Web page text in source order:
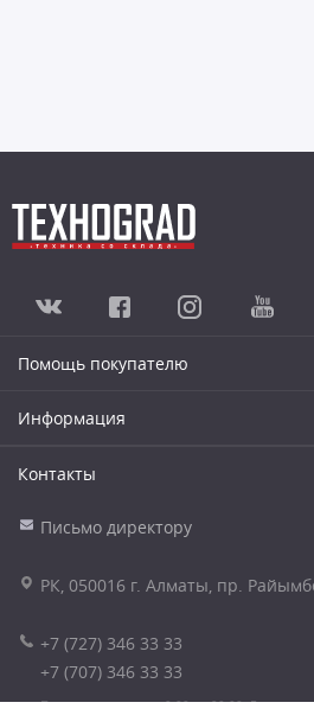
Помощь покупателю
Информация
Контакты
Письмо директору
РК, 050016 г. Алматы, пр.
+7 (727) 346 33 33
+7 (707) 346 33 33
Принимаем звонки с 9.00 до 20.00. Без